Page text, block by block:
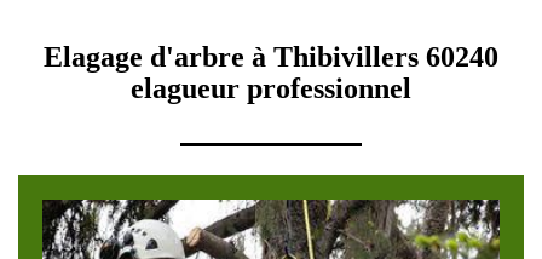
Elagage d'arbre à Thibivillers 60240
elagueur professionnel